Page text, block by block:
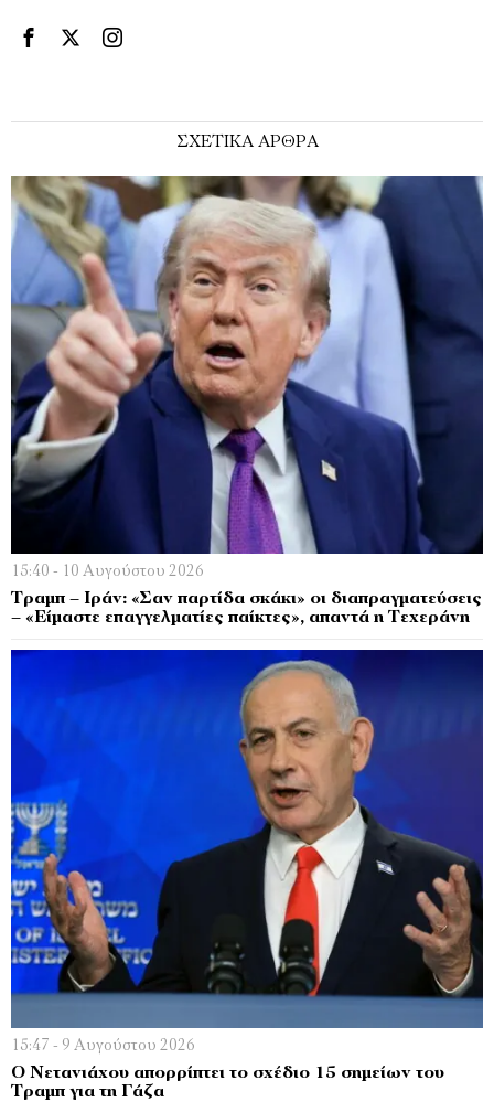
ΣΧΕΤΙΚΑ ΑΡΘΡΑ
15:40 - 10 Αυγούστου 2026
Τραμπ – Ιράν: «Σαν παρτίδα σκάκι» οι διαπραγματεύσεις
– «Είμαστε επαγγελματίες παίκτες», απαντά η Τεχεράνη
15:47 - 9 Αυγούστου 2026
Ο Νετανιάχου απορρίπτει το σχέδιο 15 σημείων του
Τραμπ για τη Γάζα